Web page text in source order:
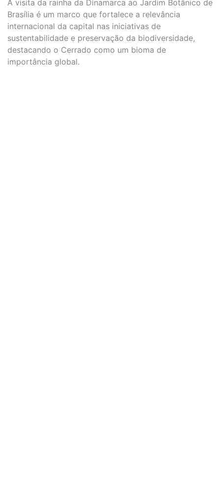
A visita da rainha da Dinamarca ao Jardim Botânico de
Brasília é um marco que fortalece a relevância
internacional da capital nas iniciativas de
sustentabilidade e preservação da biodiversidade,
destacando o Cerrado como um bioma de
importância global.